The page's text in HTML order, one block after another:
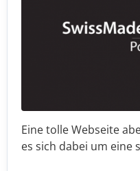
Eine tolle Webseite
es sich dabei um eine